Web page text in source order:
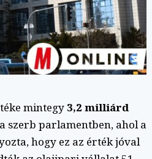
mintegy 3,2 milliárd
szerb parlamentben, ahol a
hogy ez az érték jóval